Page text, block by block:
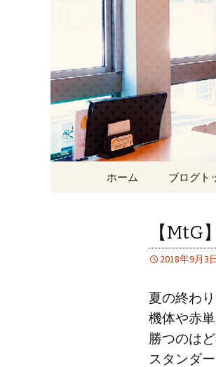
東京
ェ＆
Just another
ホーム ブログト
【
2018年9月3
夏の終わ
機体や赤
勝つのは
スタンダ